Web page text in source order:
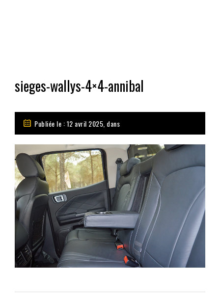
sieges-wallys-4×4-annibal
Publiée le : 12 avril 2025, dans